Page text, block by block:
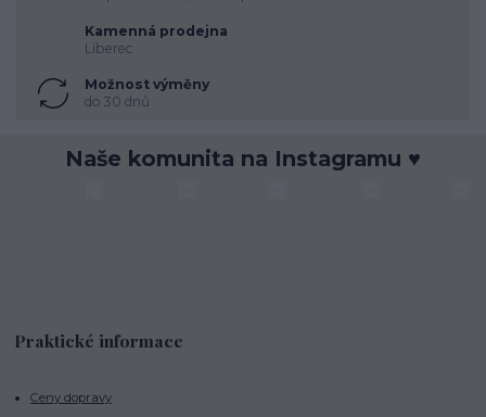
Kamenná prodejna
Liberec
Možnost výměny
do 30 dnů
Naše komunita na Instagramu ♥
Praktické informace
Ceny dopravy